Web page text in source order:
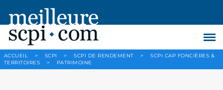
ACCUEIL > SCPI > SCPI DE RENDEMENT >
SCPI CAP FONCIÈRES &
TERRITOIRES
> PATRIMOINE